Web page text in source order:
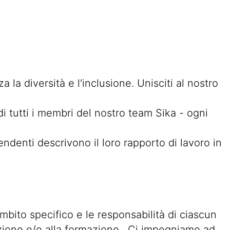
la diversità e l'inclusione. Unisciti al nostro
tutti i membri del nostro team Sika - ogni
descrivono il loro rapporto di lavoro in
specifico e le responsabilità di ciascun